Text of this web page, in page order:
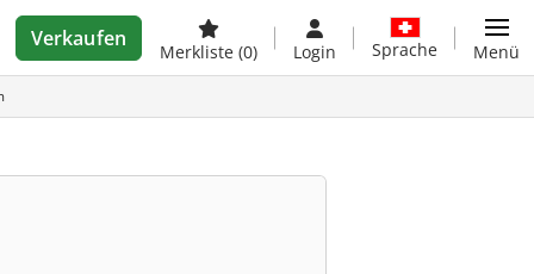
Verkaufen
Merkliste (0) Login Sprache Menü